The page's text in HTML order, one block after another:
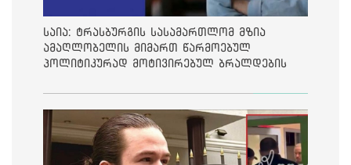
საია: ტრასბურგის სასამართლომ მზია
ამაღლობელის მიმართ წარმოებულ
პოლიტიკურად მოტივირებულ ბრალდების